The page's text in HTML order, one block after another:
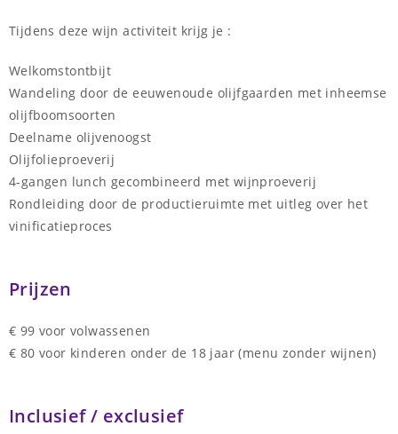
Tijdens deze wijn activiteit krijg je :
Welkomstontbijt
Wandeling door de eeuwenoude olijfgaarden met inheemse
olijfboomsoorten
Deelname olijvenoogst
Olijfolieproeverij
4-gangen lunch gecombineerd met wijnproeverij
Rondleiding door de productieruimte met uitleg over het
vinificatieproces
Prijzen
€ 99 voor volwassenen
€ 80 voor kinderen onder de 18 jaar (menu zonder wijnen)
Inclusief / exclusief